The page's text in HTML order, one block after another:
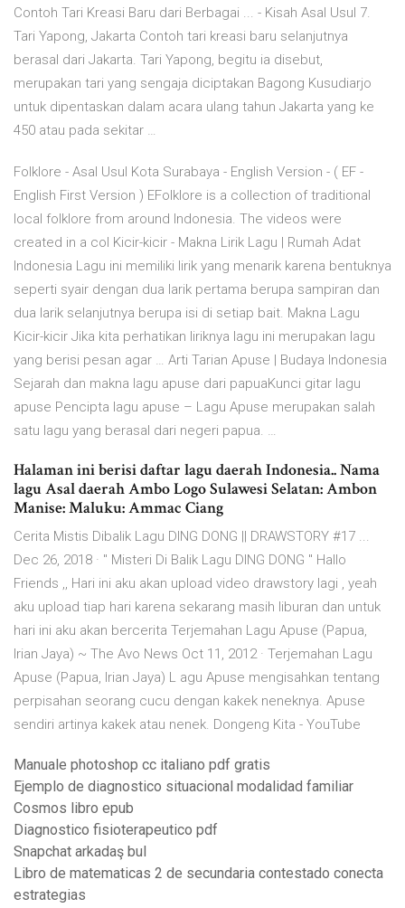
Contoh Tari Kreasi Baru dari Berbagai ... - Kisah Asal Usul 7.
Tari Yapong, Jakarta Contoh tari kreasi baru selanjutnya
berasal dari Jakarta. Tari Yapong, begitu ia disebut,
merupakan tari yang sengaja diciptakan Bagong Kusudiarjo
untuk dipentaskan dalam acara ulang tahun Jakarta yang ke
450 atau pada sekitar …
Folklore - Asal Usul Kota Surabaya - English Version - ( EF -
English First Version ) EFolklore is a collection of traditional
local folklore from around Indonesia. The videos were
created in a col Kicir-kicir - Makna Lirik Lagu | Rumah Adat
Indonesia Lagu ini memiliki lirik yang menarik karena bentuknya
seperti syair dengan dua larik pertama berupa sampiran dan
dua larik selanjutnya berupa isi di setiap bait. Makna Lagu
Kicir-kicir Jika kita perhatikan liriknya lagu ini merupakan lagu
yang berisi pesan agar … Arti Tarian Apuse | Budaya Indonesia
Sejarah dan makna lagu apuse dari papuaKunci gitar lagu
apuse Pencipta lagu apuse – Lagu Apuse merupakan salah
satu lagu yang berasal dari negeri papua. …
Halaman ini berisi daftar lagu daerah Indonesia.. Nama
lagu Asal daerah Ambo Logo Sulawesi Selatan: Ambon
Manise: Maluku: Ammac Ciang
Cerita Mistis Dibalik Lagu DING DONG || DRAWSTORY #17 ...
Dec 26, 2018 · " Misteri Di Balik Lagu DING DONG " Hallo
Friends ,, Hari ini aku akan upload video drawstory lagi , yeah
aku upload tiap hari karena sekarang masih liburan dan untuk
hari ini aku akan bercerita Terjemahan Lagu Apuse (Papua,
Irian Jaya) ~ The Avo News Oct 11, 2012 · Terjemahan Lagu
Apuse (Papua, Irian Jaya) L agu Apuse mengisahkan tentang
perpisahan seorang cucu dengan kakek neneknya. Apuse
sendiri artinya kakek atau nenek. Dongeng Kita - YouTube
Manuale photoshop cc italiano pdf gratis
Ejemplo de diagnostico situacional modalidad familiar
Cosmos libro epub
Diagnostico fisioterapeutico pdf
Snapchat arkadaş bul
Libro de matematicas 2 de secundaria contestado conecta
estrategias